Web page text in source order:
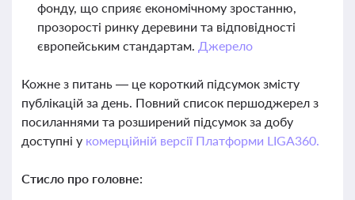
фонду, що сприяє економічному зростанню,
прозорості ринку деревини та відповідності
європейським стандартам. Джерело
Кожне з питань — це короткий підсумок змісту
публікацій за день. Повний список першоджерел з
посиланнями та розширений підсумок за добу
доступні у комерційній версії Платформи LIGA360.
Стисло про головне: